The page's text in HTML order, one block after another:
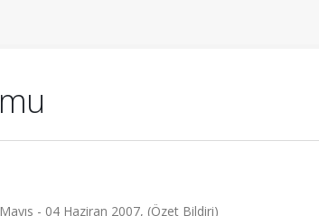
- 04 Haziran 2007, (Özet Bildiri)